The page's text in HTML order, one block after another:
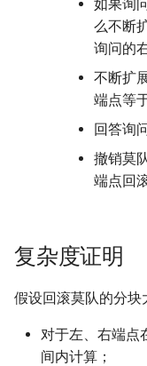
Prüfer 序列
矩阵树定理
支配树
图上随机游走
如果询
么不断
询问的
不断扩
端点等
回答询
撤销莫
端点回
复杂度证明
假设回滚莫队的分块
对于左、右端点
间内计算；